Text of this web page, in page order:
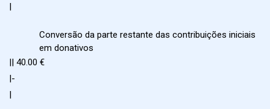
|
Conversão da parte restante das contribuições iniciais
em donativos
|| 40.00 €
|-
|